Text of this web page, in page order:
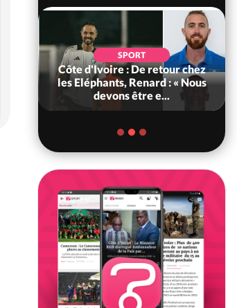
SPORT
Côte d'Ivoire : De retour chez
les Eléphants, Renard : « Nous
devons être e...